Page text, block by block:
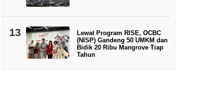
13
Lewat Program RISE, OCBC
(NISP) Gandeng 50 UMKM dan
Bidik 20 Ribu Mangrove Tiap
Tahun